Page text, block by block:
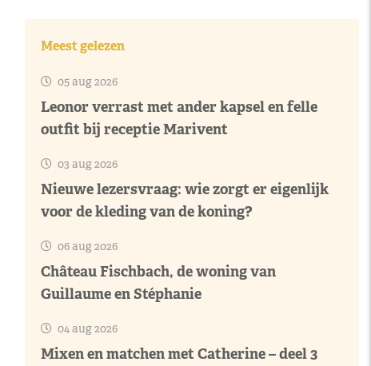
Meest gelezen
05 aug 2026
Leonor verrast met ander kapsel en felle
outfit bij receptie Marivent
03 aug 2026
Nieuwe lezersvraag: wie zorgt er eigenlijk
voor de kleding van de koning?
06 aug 2026
Château Fischbach, de woning van
Guillaume en Stéphanie
04 aug 2026
Mixen en matchen met Catherine – deel 3